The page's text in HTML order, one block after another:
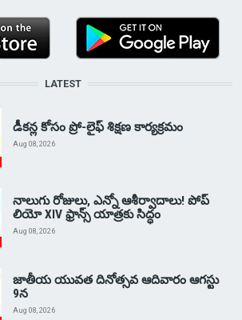
LATEST
డీకన్ల కోసం ప్రో-లైఫ్ శిక్షణ కార్యక్రమం
Aug 08, 2026
నాలుగు రోజులు, ఎన్నో ఆశీర్వాదాలు! పోప్
లియో XIV ఫ్రాన్స్ యాత్రకు సిద్ధం
Aug 08, 2026
జాతీయ యువత దినోత్సవ ఆదివారం ఆగస్టు
9న
Aug 08, 2026